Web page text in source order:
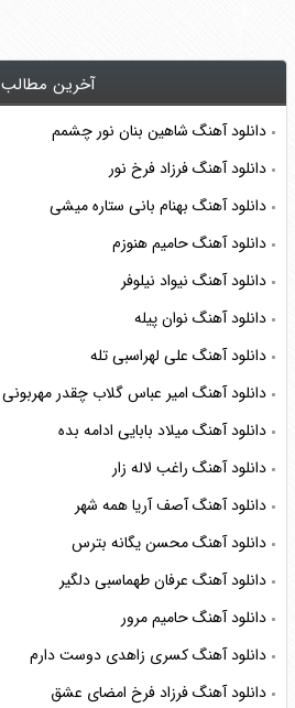
آخرین مطالب
دانلود آهنگ شاهین بنان نور چشمم
دانلود آهنگ فرزاد فرخ نور
دانلود آهنگ بهنام بانی ستاره میشی
دانلود آهنگ حامیم هنوزم
دانلود آهنگ نیواد نیلوفر
دانلود آهنگ نوان پیله
دانلود آهنگ علی لهراسبی تله
دانلود آهنگ امیر عباس گلاب چقدر مهربونی
دانلود آهنگ میلاد بابایی ادامه بده
دانلود آهنگ راغب لاله زار
دانلود آهنگ آصف آریا همه شهر
دانلود آهنگ محسن یگانه بترس
دانلود آهنگ عرفان طهماسبی دلگیر
دانلود آهنگ حامیم مرور
دانلود آهنگ کسری زاهدی دوست دارم
دانلود آهنگ فرزاد فرخ امضای عشق